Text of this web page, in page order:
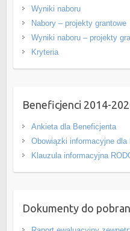
Wyniki naboru
Nabory – projekty grantowe
Wyniki naboru – projekty
Kryteria
Beneficjenci 2014-
Ankieta dla Beneficjenta
Obowiązki informacyjne dla
Klauzula informacyjna
Dokumenty do